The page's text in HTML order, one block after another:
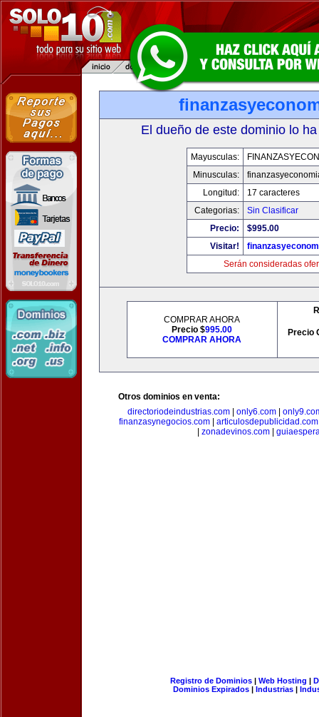
El dueño de este dominio lo
Mayusculas:
Minusculas:
Longitud:
17 caracteres
Categorias:
Sin Clasificar
Precio:
$995.00
Visitar!
Serán consideradas
COMPRAR AHORA
Precio $995.00
COMPRAR AHORA
Precio
Otros dominios en venta:
directoriodeindustrias.com| only6.com|
finanzasynegocios.com| articulosdepublicidad.com
zonadevinos.com|
Registro de Dominios| Web Hosting |
Dominios Expirados | Industrias |